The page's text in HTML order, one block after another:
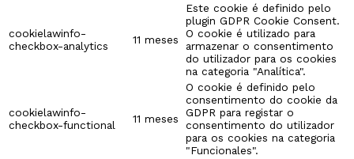
cookielawinfo-
checkbox-analytics
11 meses
Este cookie é definido pelo
plugin GDPR Cookie Consent.
O cookie é utilizado para
armazenar o consentimento
do utilizador para os cookies
na categoria "Analítica".
cookielawinfo-
checkbox-functional
11 meses
O cookie é definido pelo
consentimento do cookie da
GDPR para registar o
consentimento do utilizador
para os cookies na categoria
"Funcionales".